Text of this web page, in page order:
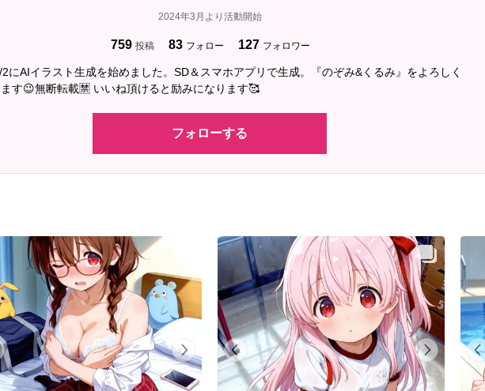
2024年3月より活動開始
759 投稿 83 フォロー 127 フォロワー
にAIイラスト生成を始めました。SD＆スマホアプリで生成。『のぞみ&くるみ』をよろしく
す😉無断転載🈲 いいね頂けると励みになります🥰
フォローする